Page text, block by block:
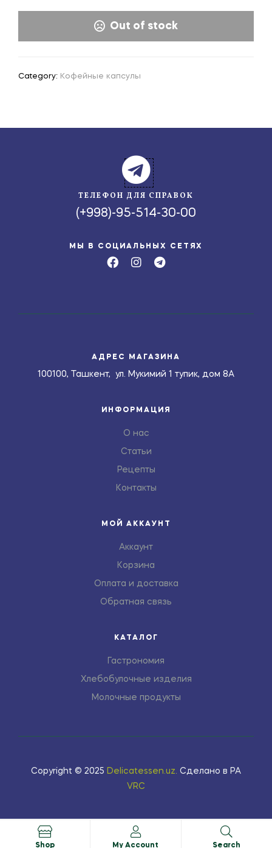
Out of stock
Category: Кофейные капсулы
ТЕЛЕФОН ДЛЯ СПРАВОК
(+998)-95-514-30-00
МЫ В СОЦИАЛЬНЫХ СЕТЯХ
АДРЕС МАГАЗИНА
100100, Ташкент, ул. Мукимий 1 тупик, дом 8А
ИНФОРМАЦИЯ
О нас
Статьи
Рецепты
Контакты
МОЙ АККАУНТ
Аккаунт
Корзина
Оплата и доставка
Обратная связь
КАТАЛОГ
Гастрономия
Хлебобулочные изделия
Молочные продукты
Copyright © 2025 Delicatessen.uz. Сделано в РА
VRC
Shop My Account Search